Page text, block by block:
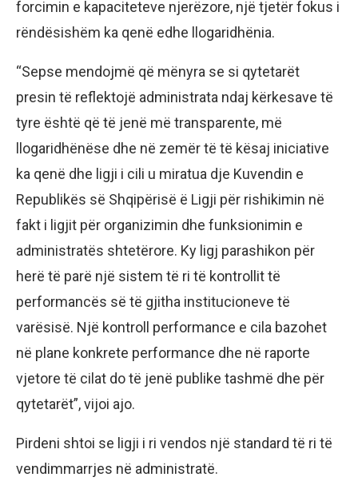
forcimin e kapaciteteve njerëzore, një tjetër fokus i
rëndësishëm ka qenë edhe llogaridhënia.
“Sepse mendojmë që mënyra se si qytetarët
presin të reflektojë administrata ndaj kërkesave të
tyre është që të jenë më transparente, më
llogaridhënëse dhe në zemër të të kësaj iniciative
ka qenë dhe ligji i cili u miratua dje Kuvendin e
Republikës së Shqipërisë ë Ligji për rishikimin në
fakt i ligjit për organizimin dhe funksionimin e
administratës shtetërore. Ky ligj parashikon për
herë të parë një sistem të ri të kontrollit të
performancës së të gjitha institucioneve të
varësisë. Një kontroll performance e cila bazohet
në plane konkrete performance dhe në raporte
vjetore të cilat do të jenë publike tashmë dhe për
qytetarët”, vijoi ajo.
Pirdeni shtoi se ligji i ri vendos një standard të ri të
vendimmarrjes në administratë.